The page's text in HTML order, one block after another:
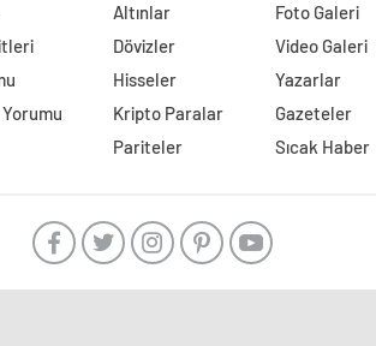
Altınlar
Dövizler
Hisseler
Kripto Paralar
Pariteler
Foto Galeri
Video Galeri
Yazarlar
Gazeteler
Sıcak Haber